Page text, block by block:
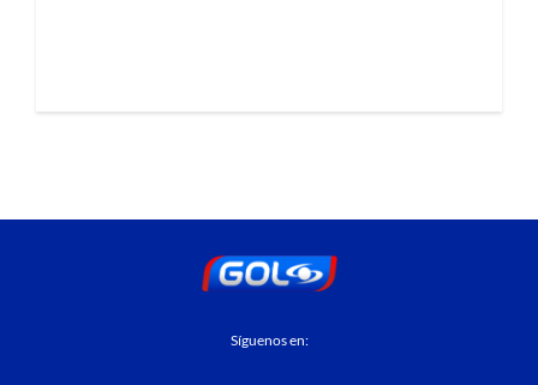
Síguenos en: